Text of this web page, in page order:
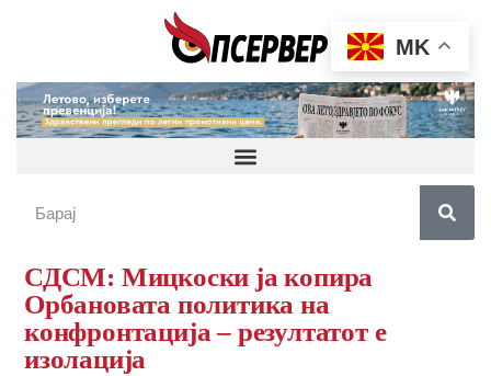
СДСМ: Мицкоски ја копира
Орбановата политика на
конфронтација – резултатот е
изолација
MK